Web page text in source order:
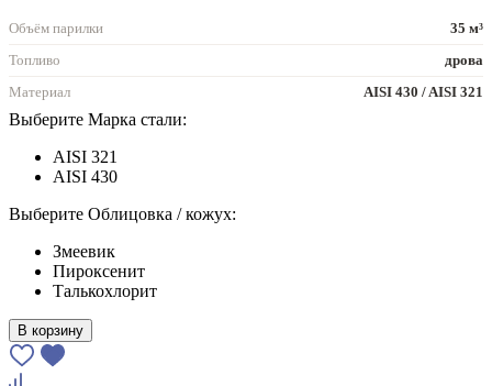
Объём парилки
35 м³
Топливо
дрова
Материал
AISI 430 / AISI 321
Выберите Марка стали:
AISI 321
AISI 430
Выберите Облицовка / кожух:
Змеевик
Пироксенит
Талькохлорит
В корзину